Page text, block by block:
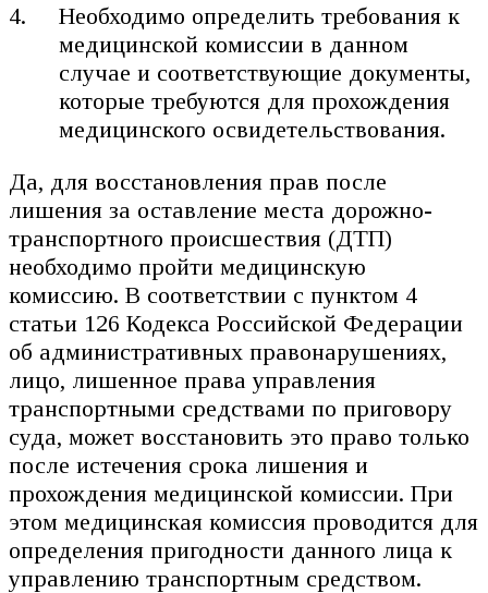
Необходимо определить требования к
медицинской комиссии в данном
случае и соответствующие документы,
которые требуются для прохождения
медицинского освидетельствования.
Да, для восстановления прав после
лишения за оставление места дорожно-
транспортного происшествия (ДТП)
необходимо пройти медицинскую
комиссию. В соответствии с пунктом 4
статьи 126 Кодекса Российской Федерации
об административных правонарушениях,
лицо, лишенное права управления
транспортными средствами по приговору
суда, может восстановить это право только
после истечения срока лишения и
прохождения медицинской комиссии. При
этом медицинская комиссия проводится для
определения пригодности данного лица к
управлению транспортным средством.